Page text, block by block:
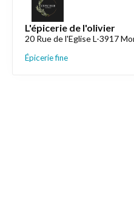
L'épicerie de l'olivier
20 Rue de l'Eglise L-3917
Épicerie fine